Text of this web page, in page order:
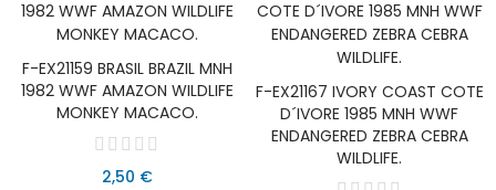
AÑADIR AL CARRITO
F-EX21159 BRASIL BRAZIL MNH
1982 WWF AMAZON WILDLIFE
MONKEY MACACO.
2,50 €
AÑADIR AL CARRITO
F-EX21167 IVORY COAST COTE
D´IVORE 1985 MNH WWF
ENDANGERED ZEBRA CEBRA
WILDLIFE.